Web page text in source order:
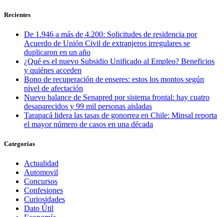
Recientes
De 1.946 a más de 4.200: Solicitudes de residencia por
Acuerdo de Unión Civil de extranjeros irregulares se
duplicaron en un año
¿Qué es el nuevo Subsidio Unificado al Empleo? Beneficios
y quiénes acceden
Bono de recuperación de enseres: estos los montos según
nivel de afectación
Nuevo balance de Senapred por sistema frontal: hay cuatro
desaparecidos y 99 mil personas aisladas
Tarapacá lidera las tasas de gonorrea en Chile: Minsal reporta
el mayor número de casos en una década
Categorias
Actualidad
Automovil
Concursos
Confesiones
Curiosidades
Dato Útil